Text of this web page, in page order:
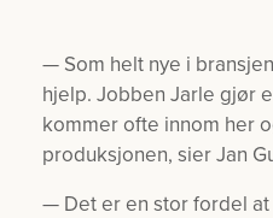
— Som helt nye i
hjelp. Jobben Jarle gjør
kommer ofte innom her
produksjonen, sier Jan
— Det er en stor fordel